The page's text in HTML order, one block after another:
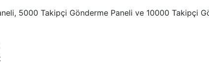
5000 Takipçi Gönderme Paneli ve 10000 Takipçi